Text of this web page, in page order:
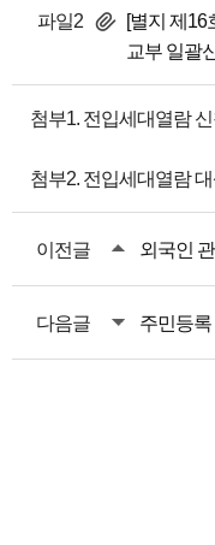
파일2
[별지 제16
교부 일괄
첨부1. 전입세대열람
첨부2. 전입세대열람
이전글
다음글